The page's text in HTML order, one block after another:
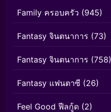
Family ครอบครัว (945)
Fantasy จินตนาการ (73)
Fantasy จินตนาการ (758)
Fantasy แฟนตาซี (26)
Feel Good ฟีลกู้ด (2)